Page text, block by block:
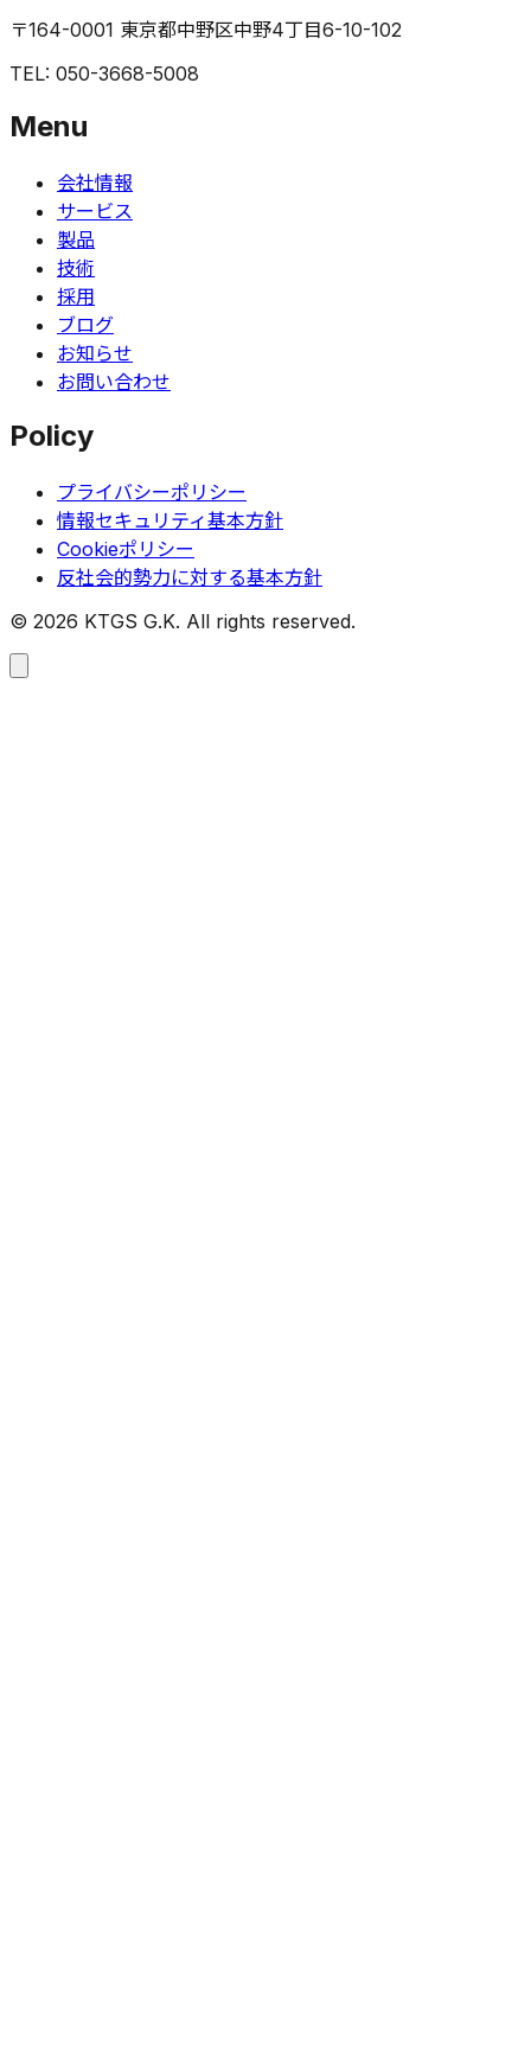
〒164-0001 東京都中野区中野4丁目6-10-102
TEL: 050-3668-5008
Menu
会社情報
サービス
製品
技術
採用
ブログ
お知らせ
お問い合わせ
Policy
プライバシーポリシー
情報セキュリティ基本方針
Cookieポリシー
反社会的勢力に対する基本方針
© 2026 KTGS G.K. All rights reserved.